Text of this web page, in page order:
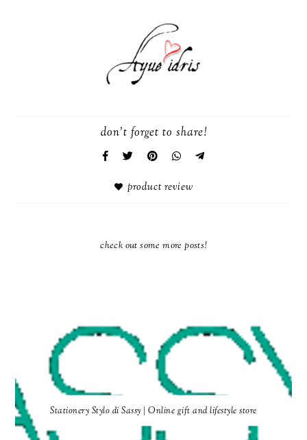
don't forget to share!
product review
check out some more posts!
Stationery Stylo di Sassy | Online gift and lifestyle store